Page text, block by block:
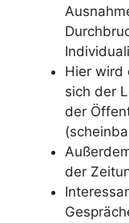
Hier wird
sich der
der
der